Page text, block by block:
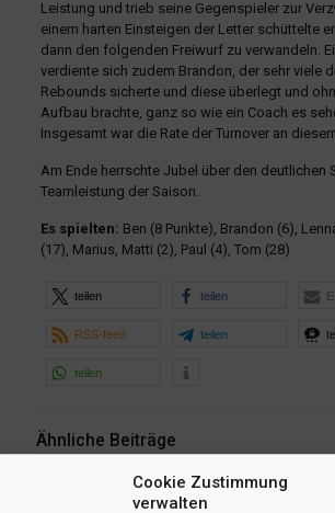
Cookie Zustimmung
verwalten
Leistung und trieb seine Gegenspieler zur
einem harten Einsteigen der Letter schüttelte
dann den folgenden Freiwurf zu verwandeln.
verdiente sich zudem Brandon, der sehr viele
Rebounds sicherte und diese überlegt und
Aufbau brachte, ganz so wie ein Coach es
Insgesamt war die Rate der Turnover an
Am Ende herrschte Jubel über den deutlichen
Teamleistung der Saison.
Es spielten: Ben (8 Punkte), Brandon (6),
(17), Marius, Matti (2), Paul (4), Tom (28)
teilen teilen
RSS-feed teilen
teilen
Ähnliche Beiträge